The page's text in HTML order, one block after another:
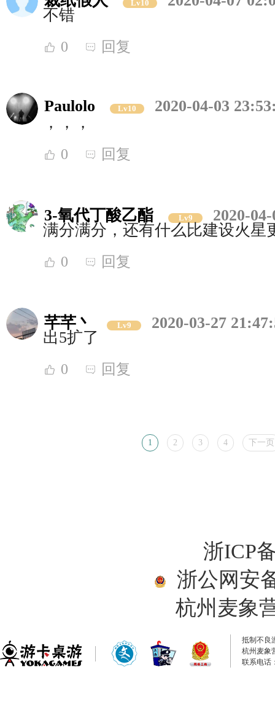
Lv10
不错
0 回复
Paulolo Lv10
2020-04-03
，，，
0 回复
3-氧代丁酸乙酯 Lv9
2020-
满分满分，还有什么比建设火星
0 回复
芊芊丶 Lv9
2020-03-27
出5扩了
0 回复
1 2 3 4 下一页
浙ICP
浙公网安
杭州麦象
抵制不良
杭州麦象
联系电话